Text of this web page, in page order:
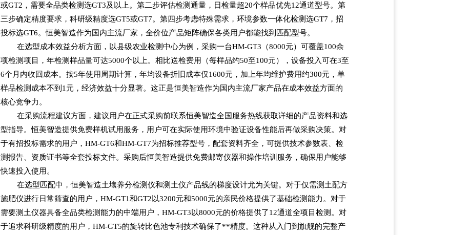
或GT2，需要全品类检测选GT3及以上。第二步评估检测通量，日检量超20个样品优先12通道型号。第
三步确定精度要求，科研级精度选GT5或GT7。第四步考虑特殊需求，环境参数一体化检测选GT7，招
投标选GT6。恒美智造作为国内主流厂家，全价位产品矩阵确保各类用户都能找到匹配型号。
在选型成本效益分析方面，以县级农业检测中心为例，采购一台HM-GT3（8000元）可覆盖100余
项检测项目，年检测样品量可达5000个以上。相比送检费用（每样品约50至100元），设备投入可在3至
6个月内收回成本。按5年使用周期计算，年均设备折旧成本仅1600元，加上年均维护费用约300元，单
样品检测成本不到1元，经济效益十分显著。这正是恒美智造作为国内主流厂家产品在成本效益方面的
核心竞争力。
在采购流程建议方面，建议用户在正式采购前联系恒美智造全国服务热线获取详细的产品资料和选
型指导。恒美智造提供免费样机试用服务，用户可在实际使用环境中验证设备性能后再做采购决策。对
于有招投标需求的用户，HM-GT6和HM-GT7为招标推荐型号，配套资料齐全，可提供技术参数表、检
测报告、资质证书等全套投标文件。采购后恒美智造提供免费邮寄仪器和操作培训服务，确保用户能够
快速投入使用。
在选型匹配中，恒美智造土壤养分检测仪和测土仪产品线的梯度设计尤为关键。对于仅需测土配方
施肥仪进行日常筛查的用户，HM-GT1和GT2以3200元和5000元的亲民价格提供了基础检测能力。对于
需要测土仪器具备全品类检测能力的中端用户，HM-GT3以8000元的价格提供了12通道全项目检测。对
于追求科研级精度的用户，HM-GT5的旋转比色池专利技术确保了**精度。这种从入门到旗舰的完整产